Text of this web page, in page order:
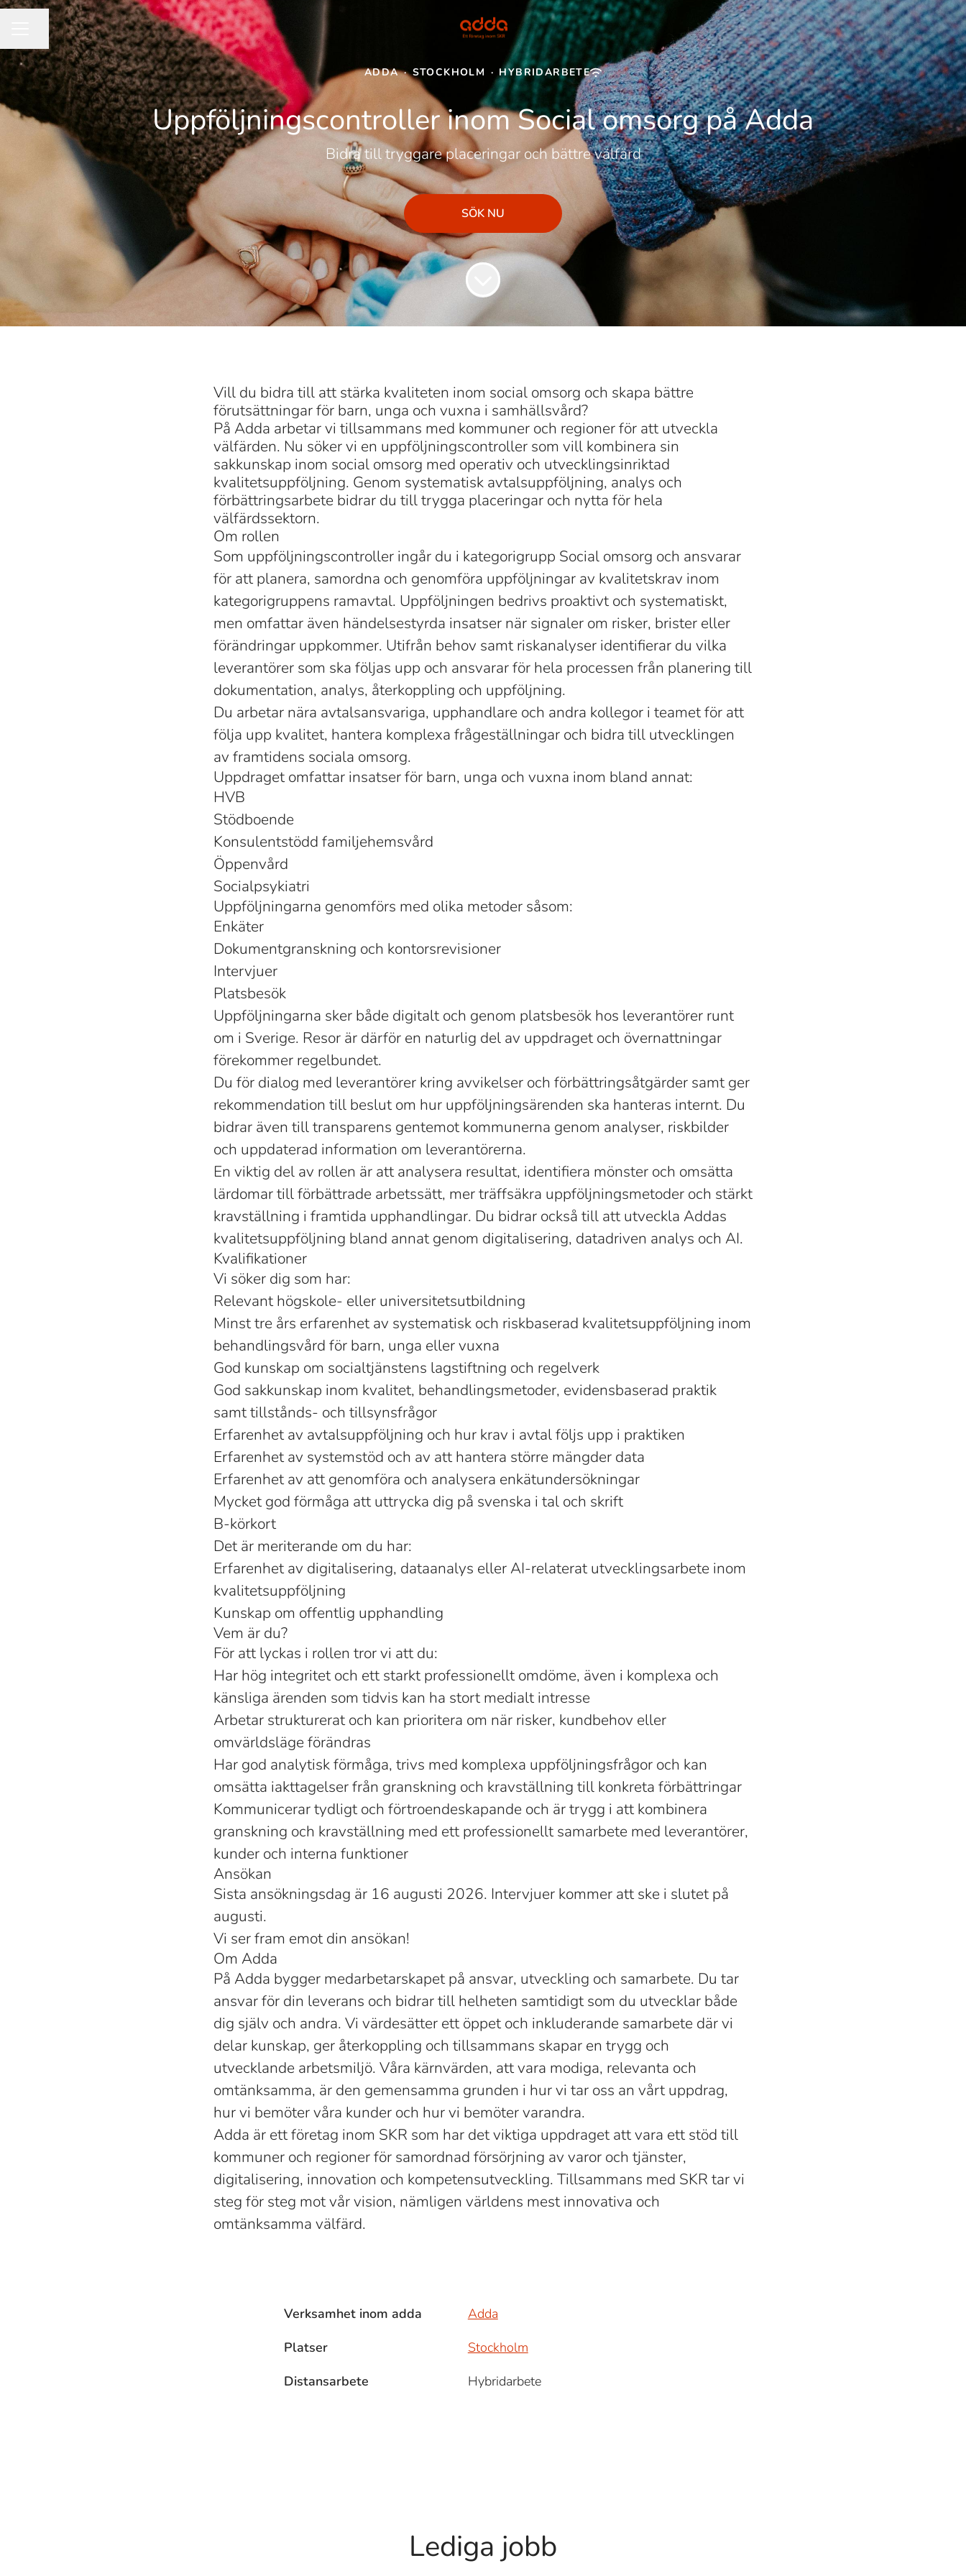
KARRIÄRMENY
Dela sidan
ADDA · STOCKHOLM · HYBRIDARBETE
Uppföljningscontroller inom Social omsorg på Adda
Bidra till tryggare placeringar och bättre välfärd
SÖK NU
Vill du bidra till att stärka kvaliteten inom social omsorg och skapa bättre
förutsättningar för barn, unga och vuxna i samhällsvård?
På Adda arbetar vi tillsammans med kommuner och regioner för att utveckla
välfärden. Nu söker vi en uppföljningscontroller som vill kombinera sin
sakkunskap inom social omsorg med operativ och utvecklingsinriktad
kvalitetsuppföljning. Genom systematisk avtalsuppföljning, analys och
förbättringsarbete bidrar du till trygga placeringar och nytta för hela
välfärdssektorn.
Om rollen
Som uppföljningscontroller ingår du i kategorigrupp Social omsorg och ansvarar
för att planera, samordna och genomföra uppföljningar av kvalitetskrav inom
kategorigruppens ramavtal. Uppföljningen bedrivs proaktivt och systematiskt,
men omfattar även händelsestyrda insatser när signaler om risker, brister eller
förändringar uppkommer. Utifrån behov samt riskanalyser identifierar du vilka
leverantörer som ska följas upp och ansvarar för hela processen från planering till
dokumentation, analys, återkoppling och uppföljning.
Du arbetar nära avtalsansvariga, upphandlare och andra kollegor i teamet för att
följa upp kvalitet, hantera komplexa frågeställningar och bidra till utvecklingen
av framtidens sociala omsorg.
Uppdraget omfattar insatser för barn, unga och vuxna inom bland annat:
HVB
Stödboende
Konsulentstödd familjehemsvård
Öppenvård
Socialpsykiatri
Uppföljningarna genomförs med olika metoder såsom:
Enkäter
Dokumentgranskning och kontorsrevisioner
Intervjuer
Platsbesök
Uppföljningarna sker både digitalt och genom platsbesök hos leverantörer runt
om i Sverige. Resor är därför en naturlig del av uppdraget och övernattningar
förekommer regelbundet.
Du för dialog med leverantörer kring avvikelser och förbättringsåtgärder samt ger
rekommendation till beslut om hur uppföljningsärenden ska hanteras internt. Du
bidrar även till transparens gentemot kommunerna genom analyser, riskbilder
och uppdaterad information om leverantörerna.
En viktig del av rollen är att analysera resultat, identifiera mönster och omsätta
lärdomar till förbättrade arbetssätt, mer träffsäkra uppföljningsmetoder och stärkt
kravställning i framtida upphandlingar. Du bidrar också till att utveckla Addas
kvalitetsuppföljning bland annat genom digitalisering, datadriven analys och AI.
Kvalifikationer
Vi söker dig som har:
Relevant högskole- eller universitetsutbildning
Minst tre års erfarenhet av systematisk och riskbaserad kvalitetsuppföljning inom
behandlingsvård för barn, unga eller vuxna
God kunskap om socialtjänstens lagstiftning och regelverk
God sakkunskap inom kvalitet, behandlingsmetoder, evidensbaserad praktik
samt tillstånds- och tillsynsfrågor
Erfarenhet av avtalsuppföljning och hur krav i avtal följs upp i praktiken
Erfarenhet av systemstöd och av att hantera större mängder data
Erfarenhet av att genomföra och analysera enkätundersökningar
Mycket god förmåga att uttrycka dig på svenska i tal och skrift
B-körkort
Det är meriterande om du har:
Erfarenhet av digitalisering, dataanalys eller AI-relaterat utvecklingsarbete inom
kvalitetsuppföljning
Kunskap om offentlig upphandling
Vem är du?
För att lyckas i rollen tror vi att du:
Har hög integritet och ett starkt professionellt omdöme, även i komplexa och
känsliga ärenden som tidvis kan ha stort medialt intresse
Arbetar strukturerat och kan prioritera om när risker, kundbehov eller
omvärldsläge förändras
Har god analytisk förmåga, trivs med komplexa uppföljningsfrågor och kan
omsätta iakttagelser från granskning och kravställning till konkreta förbättringar
Kommunicerar tydligt och förtroendeskapande och är trygg i att kombinera
granskning och kravställning med ett professionellt samarbete med leverantörer,
kunder och interna funktioner
Ansökan
Sista ansökningsdag är 16 augusti 2026. Intervjuer kommer att ske i slutet på
augusti.
Vi ser fram emot din ansökan!
Om Adda
På Adda bygger medarbetarskapet på ansvar, utveckling och samarbete. Du tar
ansvar för din leverans och bidrar till helheten samtidigt som du utvecklar både
dig själv och andra. Vi värdesätter ett öppet och inkluderande samarbete där vi
delar kunskap, ger återkoppling och tillsammans skapar en trygg och
utvecklande arbetsmiljö. Våra kärnvärden, att vara modiga, relevanta och
omtänksamma, är den gemensamma grunden i hur vi tar oss an vårt uppdrag,
hur vi bemöter våra kunder och hur vi bemöter varandra.
Adda är ett företag inom SKR som har det viktiga uppdraget att vara ett stöd till
kommuner och regioner för samordnad försörjning av varor och tjänster,
digitalisering, innovation och kompetensutveckling. Tillsammans med SKR tar vi
steg för steg mot vår vision, nämligen världens mest innovativa och
omtänksamma välfärd.
Verksamhet inom adda
Adda
Platser
Stockholm
Distansarbete
Hybridarbete
Lediga jobb